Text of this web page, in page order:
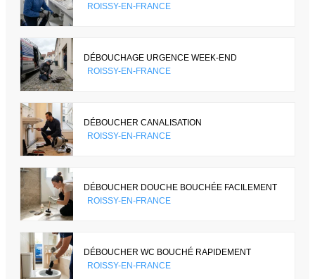
ROISSY-EN-FRANCE
DÉBOUCHAGE URGENCE WEEK-END
ROISSY-EN-FRANCE
DÉBOUCHER CANALISATION
ROISSY-EN-FRANCE
DÉBOUCHER DOUCHE BOUCHÉE FACILEMENT
ROISSY-EN-FRANCE
DÉBOUCHER WC BOUCHÉ RAPIDEMENT
ROISSY-EN-FRANCE